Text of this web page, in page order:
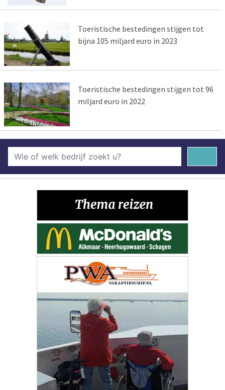
Toeristische bestedingen stijgen tot
bijna 105 miljard euro in 2023
Toeristische bestedingen stijgen tot 96
miljard euro in 2022